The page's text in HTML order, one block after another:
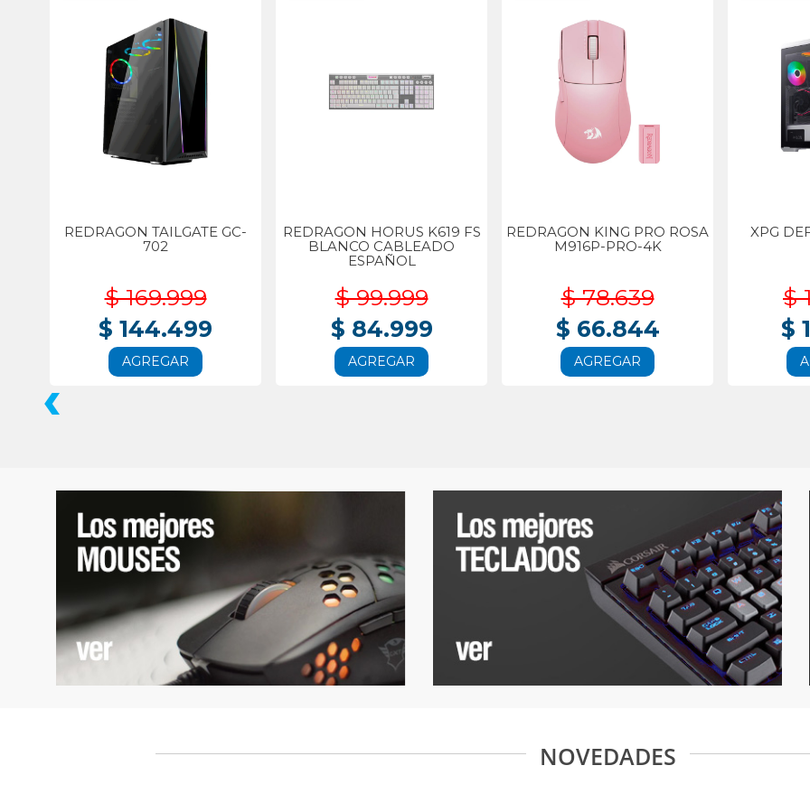
REDRAGON TAILGATE GC-
702
$ 169.999
$ 144.499
AGREGAR
REDRAGON HORUS K619 FS
BLANCO CABLEADO
ESPAÑOL
$ 99.999
$ 84.999
AGREGAR
REDRAGON KING PRO ROSA
M916P-PRO-4K
$ 78.639
$ 66.844
AGREGAR
XPG
$
$
‹
NOVEDADES